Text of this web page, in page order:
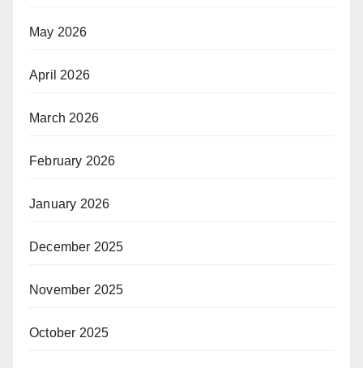
May 2026
April 2026
March 2026
February 2026
January 2026
December 2025
November 2025
October 2025